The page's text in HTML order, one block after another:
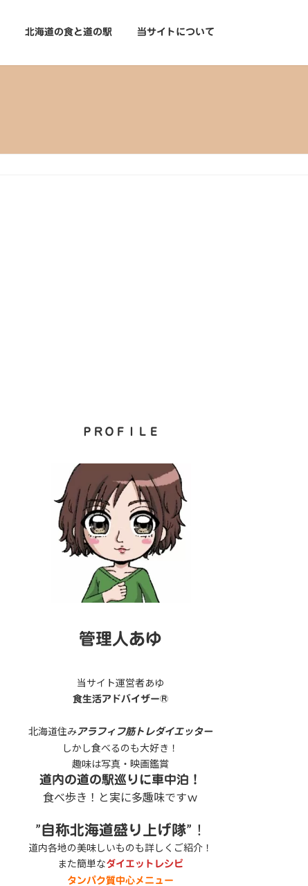
北海道の食と道の駅 当サイトについて
ＰＲＯＦＩＬＥ
管理人あゆ
当サイト運営者あゆ
食生活アドバイザー®
北海道住み アラフィフ筋トレダイエッター
しかし食べるのも大好き！
趣味は写真・映画鑑賞
道内の道の駅巡りに車中泊！
食べ歩き！と実に多趣味ですｗ
”自称北海道盛り上げ隊”！
道内各地の美味しいものも詳しくご紹介！
また簡単なダイエットレシピ
タンパク質中心メニュー